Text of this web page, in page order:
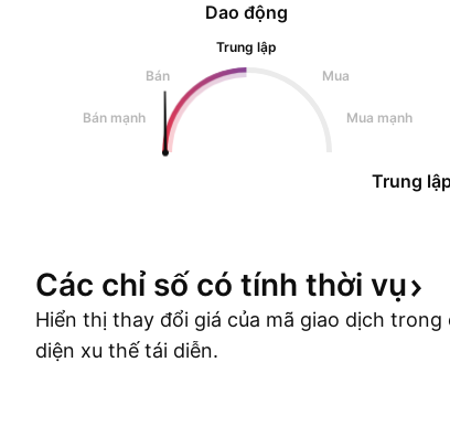
Dao động
Trung lập
Bán
Mua
Bán mạnh Mua mạnh
Trung
Các chỉ số có tính thời vụ
Hiển thị thay đổi giá của mã giao dịch trong
diện xu thế tái diễn.